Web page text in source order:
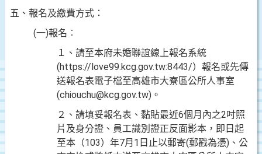
五、報名及繳費方式：
(一)報名︰
１、請至本府未婚聯誼線上報名系統
(https://love99.kcg.gov.tw:8443/）報名或先傳
送報名表電子檔至高雄市大寮區公所人事室
(chiouchu@kcg.gov.tw)。
２、請填妥報名表、黏貼最近6個月內之2吋照
片及身分證、員工識別證正反面影本，即日起
至本（103）年7月1日止以郵寄(郵戳為憑)、公